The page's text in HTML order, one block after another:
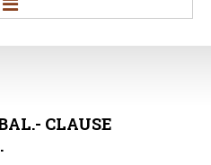
CLAUSE